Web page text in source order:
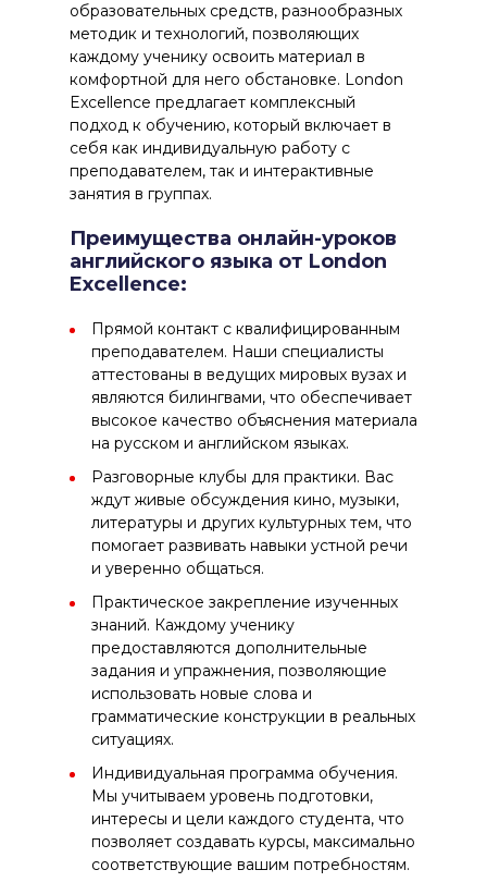
образовательных средств, разнообразных
методик и технологий, позволяющих
каждому ученику освоить материал в
комфортной для него обстановке. London
Excellence предлагает комплексный
подход к обучению, который включает в
себя как индивидуальную работу с
преподавателем, так и интерактивные
занятия в группах.
Преимущества онлайн-уроков
английского языка от London
Excellence:
Прямой контакт с квалифицированным
преподавателем. Наши специалисты
аттестованы в ведущих мировых вузах и
являются билингвами, что обеспечивает
высокое качество объяснения материала
на русском и английском языках.
Разговорные клубы для практики. Вас
ждут живые обсуждения кино, музыки,
литературы и других культурных тем, что
помогает развивать навыки устной речи
и уверенно общаться.
Практическое закрепление изученных
знаний. Каждому ученику
предоставляются дополнительные
задания и упражнения, позволяющие
использовать новые слова и
грамматические конструкции в реальных
ситуациях.
Индивидуальная программа обучения.
Мы учитываем уровень подготовки,
интересы и цели каждого студента, что
позволяет создавать курсы, максимально
соответствующие вашим потребностям.